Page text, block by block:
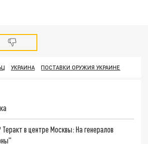
УКРАИНА ПОСТАВКИ ОРУЖИЯ УКРАИНЕ
в центре Москвы: На генералов